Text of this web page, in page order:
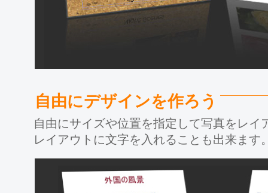
自由にデザインを作ろう
自由にサイズや位置を指定して写真をレイ
レイアウトに文字を入れることも出来ます